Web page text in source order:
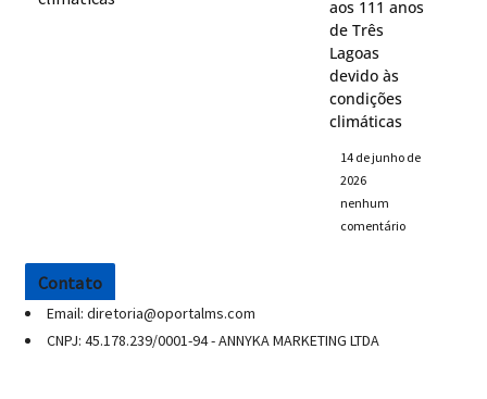
aos 111 anos
de Três
Lagoas
devido às
condições
climáticas
14 de junho de
2026
nenhum
comentário
Contato
Email: diretoria@oportalms.com
CNPJ: 45.178.239/0001-94 - ANNYKA MARKETING LTDA